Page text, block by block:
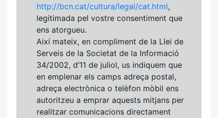
http://bcn.cat/cultura/legal/cat.html,
legitimada pel vostre consentiment que
ens atorgueu.
Així mateix, en compliment de la Llei de
Serveis de la Societat de la Informació
34/2002, d’11 de juliol, us indiquem que
en emplenar els camps adreça postal,
adreça electrònica o telèfon mòbil ens
autoritzeu a emprar aquests mitjans per
realitzar comunicacions directament